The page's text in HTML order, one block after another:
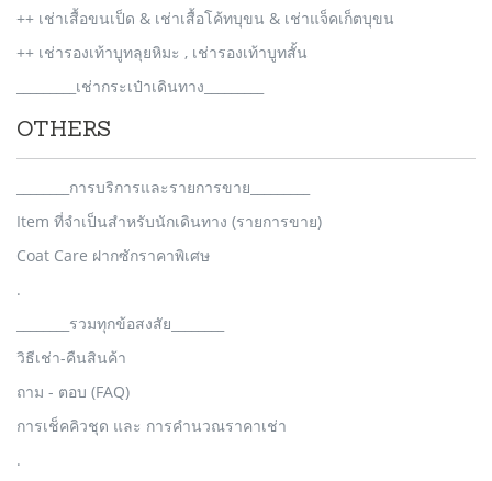
++ เช่าเสื้อขนเป็ด & เช่าเสื้อโค้ทบุขน & เช่าแจ็คเก็ตบุขน
++ เช่ารองเท้าบูทลุยหิมะ , เช่ารองเท้าบูทสั้น
_________เช่ากระเป๋าเดินทาง_________
OTHERS
________การบริการและรายการขาย_________
Item ที่จำเป็นสำหรับนักเดินทาง (รายการขาย)
Coat Care ฝากซักราคาพิเศษ
.
________รวมทุกข้อสงสัย________
วิธีเช่า-คืนสินค้า
ถาม - ตอบ (FAQ)
การเช็คคิวชุด และ การคำนวณราคาเช่า
.